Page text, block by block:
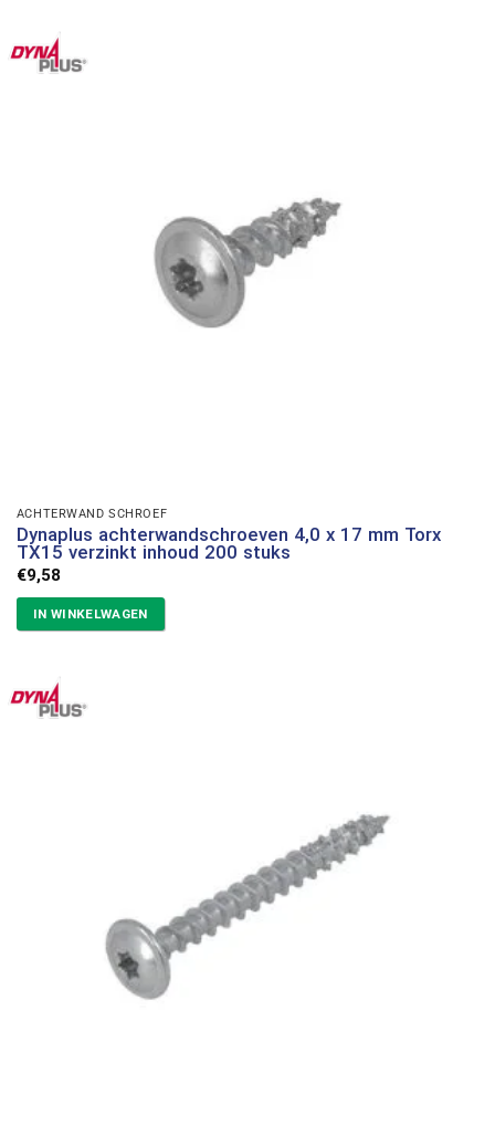
ACHTERWAND SCHROEF
Dynaplus achterwandschroeven 4,0 x 17 mm Torx
TX15 verzinkt inhoud 200 stuks
€9,58
IN WINKELWAGEN